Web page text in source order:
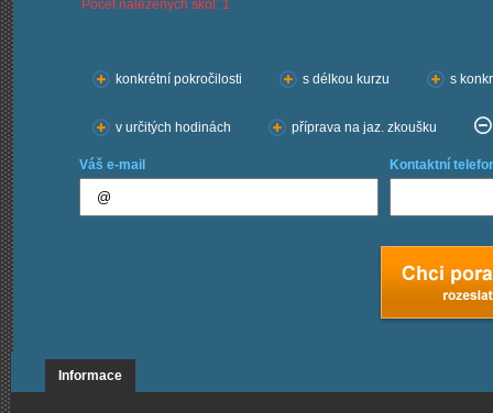
Počet nalezených škol: 1
konkrétní pokročilosti
s délkou kurzu s
v určitých hodinách příprava na jaz. zkoušku
Váš e-mail Kontaktní
Informace